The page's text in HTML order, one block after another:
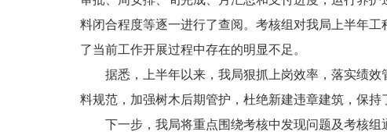
料闭合程度等逐一进行了查阅。考核组对我局上半年
了当前工作开展过程中存在的明显不足。
据悉，上半年以来，我局狠抓上岗效率，落实绩
料规范，加强树木后期管护，杜绝新建违章建筑，保持
下一步，我局将重点围绕考核中发现问题及考核